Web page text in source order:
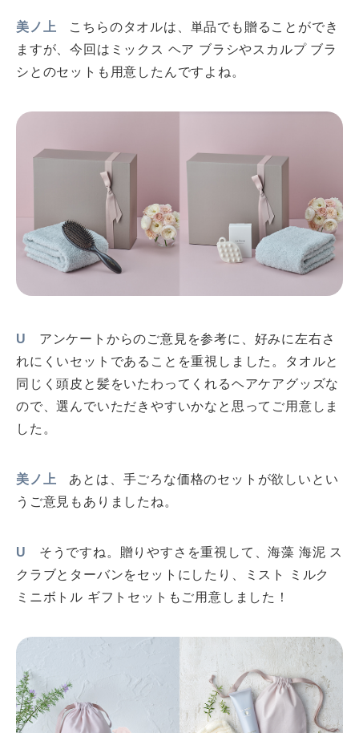
美ノ上
こちらのタオルは、単品でも贈ることができ
ますが、今回はミックス ヘア ブラシやスカルプ ブラ
シとのセットも用意したんですよね。
U
アンケートからのご意見を参考に、好みに左右さ
れにくいセットであることを重視しました。タオルと
同じく頭皮と髪をいたわってくれるヘアケアグッズな
ので、選んでいただきやすいかなと思ってご用意しま
した。
美ノ上
あとは、手ごろな価格のセットが欲しいとい
うご意見もありましたね。
U
そうですね。贈りやすさを重視して、海藻 海泥 ス
クラブとターバンをセットにしたり、ミスト ミルク
ミニボトル ギフトセットもご用意しました！